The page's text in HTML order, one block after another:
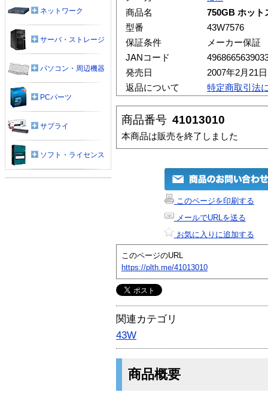
商品名
750GB ホット
型番
43W7576
保証条件
メーカー保証
JANコード
発売日
2007年2月21日
返品について
特定商取引法
商品番号 41013010
本商品は販売を終了しました
このページを印刷する
メールでURLを送る
お気に入りに追加する
このページのURL
https://plth.me/41013010
関連カテゴリ
43W
商品概要
ネットワーク
サーバ・ストレージ
パソコン・周辺機器
PCパーツ
サプライ
ソフト・ライセンス